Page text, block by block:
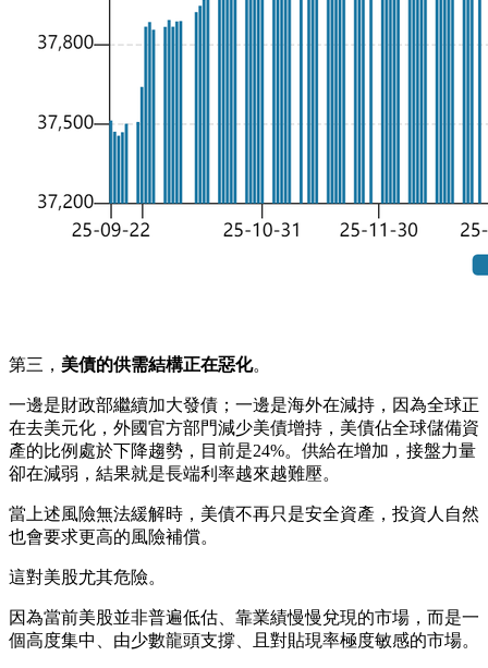
第三， 美債的供需結構正在惡化。
一邊是財政部繼續加大發債；一邊是海外在減持，因為全球正
在去美元化，外國官方部門減少美債增持，美債佔全球儲備資
產的比例處於下降趨勢，目前是24%。供給在增加，接盤力量
卻在減弱，結果就是長端利率越來越難壓。
當上述風險無法緩解時，美債不再只是安全資產，投資人自然
也會要求更高的風險補償。
這對美股尤其危險。
因為當前美股並非普遍低估、靠業績慢慢兌現的市場，而是一
個高度集中、由少數龍頭支撐、且對貼現率極度敏感的市場。